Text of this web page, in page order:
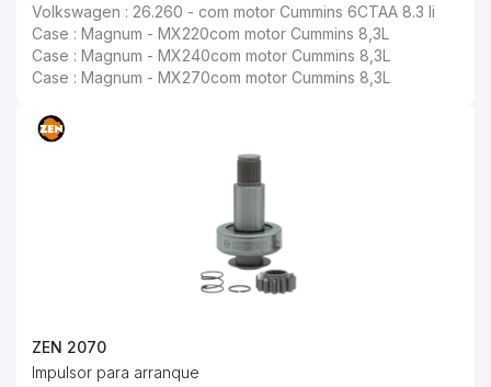
Volkswagen : 26.260 - com motor Cummins 6CTAA 8.3 li
Case : Magnum - MX220com motor Cummins 8,3L
Case : Magnum - MX240com motor Cummins 8,3L
Case : Magnum - MX270com motor Cummins 8,3L
ZEN 2070
Impulsor para arranque